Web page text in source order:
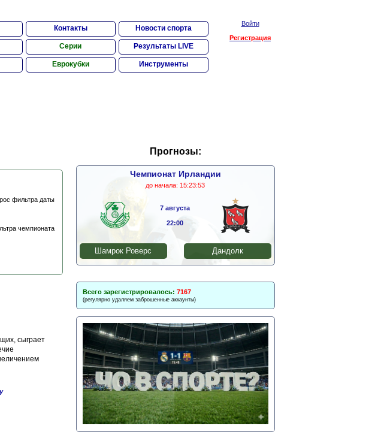
Контакты Новости спорта
Серии Результаты LIVE
Еврокубки Инструменты
Войти
Регистрация
фильтра даты
чемпионата
сыграет
Прогнозы:
Чемпионат Ирландии
до начала: 15:23:52
7 августа
22:00
Шамрок Роверс Дандолк
Всего зарегистрировалось: 7167
(регулярно удаляем заброшенные аккаунты)